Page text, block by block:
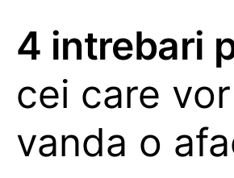
4 intrebari
cei care
vanda o